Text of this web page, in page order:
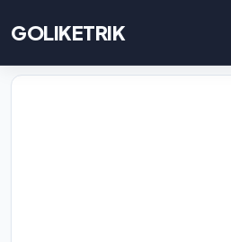
GOLIKETRIK